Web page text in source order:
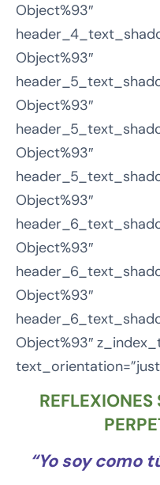
Object%93″
Object%93″
Object%93″
Object%93″
Object%93″
Object%93″
Object%93″
Object%93″
“Yo soy como